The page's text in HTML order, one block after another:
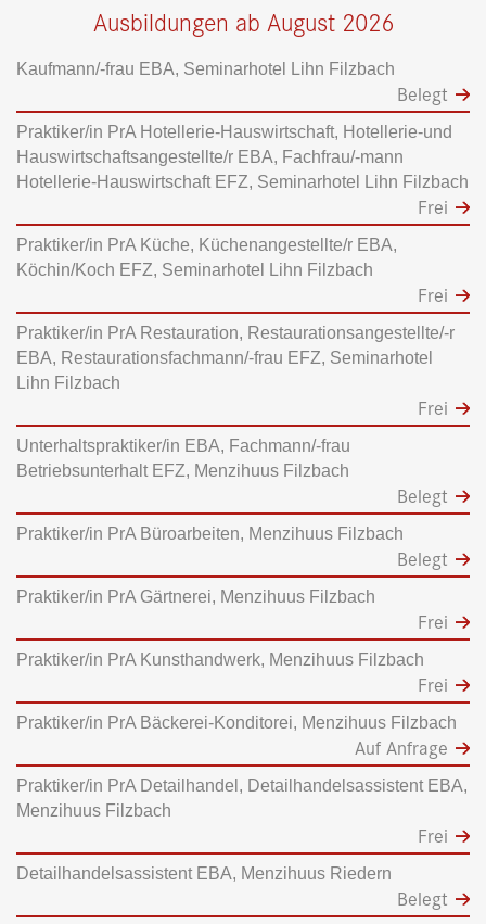
Ausbildungen ab August 2026
Kaufmann/-frau EBA, Seminarhotel Lihn Filzbach
Belegt
Praktiker/in PrA Hotellerie-Hauswirtschaft, Hotellerie-und
Hauswirtschaftsangestellte/r EBA, Fachfrau/-mann
Hotellerie-Hauswirtschaft EFZ, Seminarhotel Lihn Filzbach
Frei
Praktiker/in PrA Küche, Küchenangestellte/r EBA,
Köchin/Koch EFZ, Seminarhotel Lihn Filzbach
Frei
Praktiker/in PrA Restauration, Restaurationsangestellte/-r
EBA, Restaurationsfachmann/-frau EFZ, Seminarhotel
Lihn Filzbach
Frei
Unterhaltspraktiker/in EBA, Fachmann/-frau
Betriebsunterhalt EFZ, Menzihuus Filzbach
Belegt
Praktiker/in PrA Büroarbeiten, Menzihuus Filzbach
Belegt
Praktiker/in PrA Gärtnerei, Menzihuus Filzbach
Frei
Praktiker/in PrA Kunsthandwerk, Menzihuus Filzbach
Frei
Praktiker/in PrA Bäckerei-Konditorei, Menzihuus Filzbach
Auf Anfrage
Praktiker/in PrA Detailhandel, Detailhandelsassistent EBA,
Menzihuus Filzbach
Frei
Detailhandelsassistent EBA, Menzihuus Riedern
Belegt